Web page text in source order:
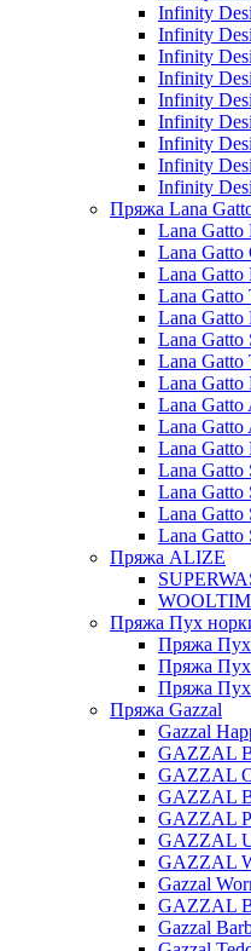
Infinity
Infinity
Infinity
Infinity
Infinity
Infinity
Infinity
Infinity
Infinity
Пряжа Lana
Lana Gatto
Lana Gatto
Lana Gatto
Lana Gatto
Lana
Lana Gatto
Lana
Lana
Lana
Lana Gatto
Lana Gatto
Lana
Lana
Lana Gatto
Lana Gatto
Пряжа ALIZE
Пряжа Пух
Пряжа Пух
Пряжа Пух
Пряжа
Пряжа Gazzal
Gazzal
GAZZAL
GAZZAL
GAZZAL
GAZZAL
GAZZAL
GAZZAL
Gazzal
GAZZAL
Gazzal